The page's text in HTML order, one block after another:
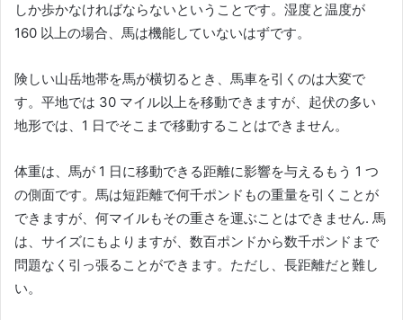
しか歩かなければならないということです。 湿度と温度が
160 以上の場合、馬は機能していないはずです。
険しい山岳地帯を馬が横切るとき、馬車を引くのは大変で
す。 平地では 30 マイル以上を移動できますが、起伏の多い
地形では、1 日でそこまで移動することはできません。
体重は、馬が 1 日に移動できる距離に影響を与えるもう 1 つ
の側面です。 馬は短距離で何千ポンドもの重量を引くことが
できますが、何マイルもその重さを運ぶことはできません. 馬
は、サイズにもよりますが、数百ポンドから数千ポンドまで
問題なく引っ張ることができます。 ただし、長距離だと難し
い。